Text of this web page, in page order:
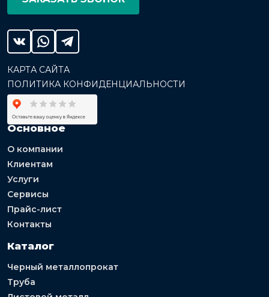
КАРТА САЙТА
ПОЛИТИКА КОНФИДЕНЦИАЛЬНОСТИ
Основное
О компании
Клиентам
Услуги
Сервисы
Прайс-лист
Контакты
Каталог
Черный металлопрокат
Труба